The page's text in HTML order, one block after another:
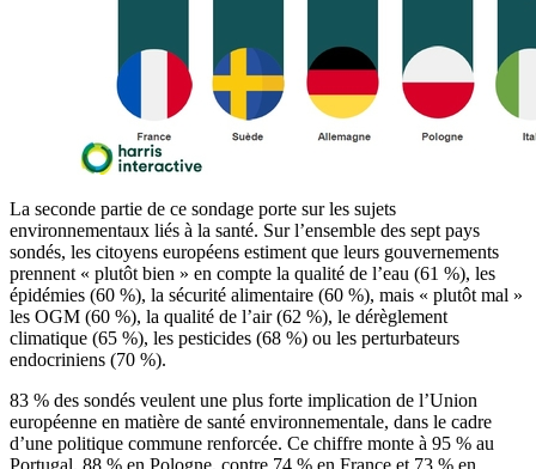
La seconde partie de ce sondage porte sur les sujets
environnementaux liés à la santé. Sur l’ensemble des sept pays
sondés, les citoyens européens estiment que leurs gouvernements
prennent « plutôt bien » en compte la qualité de l’eau (61 %), les
épidémies (60 %), la sécurité alimentaire (60 %), mais « plutôt mal »
les OGM (60 %), la qualité de l’air (62 %), le dérèglement
climatique (65 %), les pesticides (68 %) ou les perturbateurs
endocriniens (70 %).
83 % des sondés veulent une plus forte implication de l’Union
européenne en matière de santé environnementale, dans le cadre
d’une politique commune renforcée. Ce chiffre monte à 95 % au
Portugal, 88 % en Pologne, contre 74 % en France et 73 % en